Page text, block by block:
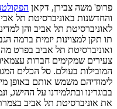
פרופ' משה צבירן, דקאן
והחדשנות באוניברסיטת תל
לאוניברסיטת תל אביב והן
תו תקן למצוינות יזמית ברמה
ואוניברסיטת תל אביב בפרט
צעירים שמקימים חברות
המובילות בעולם. סל הכלים
לימודיהם משמש אותם באופן
בבוגרינו ובתלמידנו על
את אוניברסיטת תל אביב